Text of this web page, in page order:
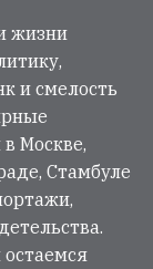
жизни
и смелость
Москве,
Стамбуле